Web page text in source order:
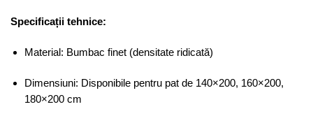
Specificații tehnice:
Material: Bumbac finet (densitate ridicată)
Dimensiuni: Disponibile pentru pat de 140×200, 160×200,
180×200 cm